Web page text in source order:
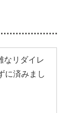
なリダイレ
に済みまし